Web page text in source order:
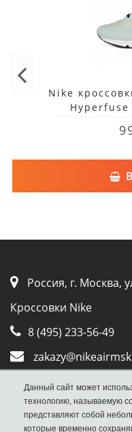
Nike
Россия, г. Москва,
Кроссовки Nike
8 (495) 233-56-49
Whatsapp
Viber
Данный сайт может
технологию, называемую
представляют собой
которые временно